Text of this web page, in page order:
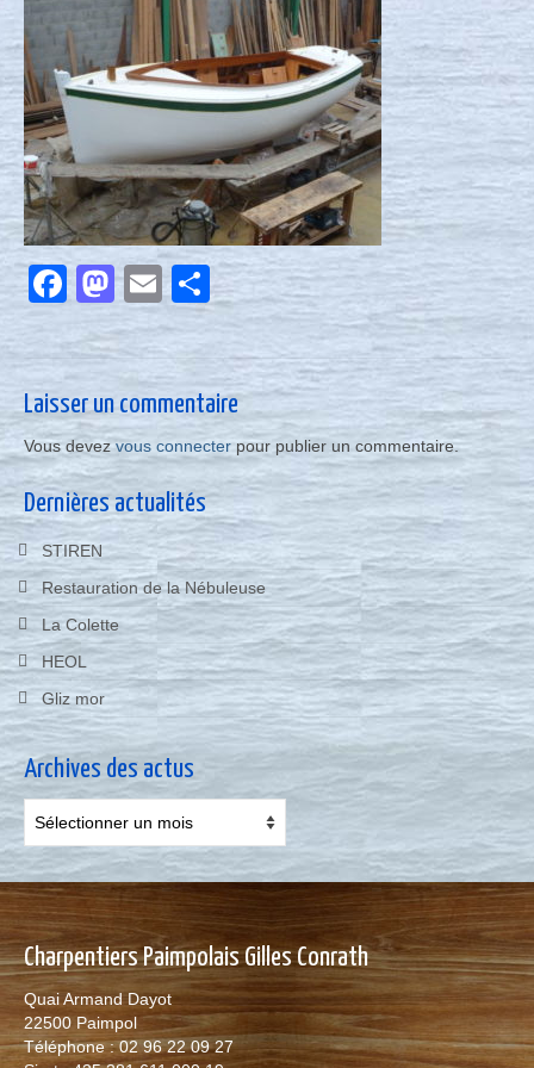
Nous contacter
Actualités
Facebook
Mastodon
EmailPartager
Laisser un commentaire
Vous devezvous connecter pour publier un commentaire.
Dernières actualités
STIREN
Restauration de la Nébuleuse
La Colette
HEOL
Gliz mor
Archives des actus
Archives
des
Charpentiers Paimpolais Gilles Conrath
Quai Armand Dayot
22500 Paimpol
Téléphone : 02 96 22 09 27